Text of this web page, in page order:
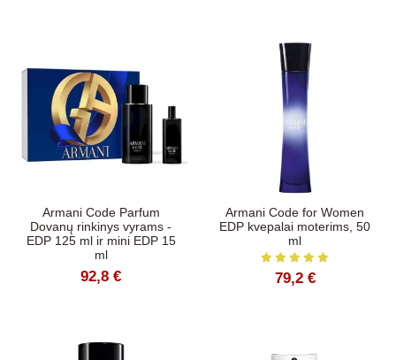
Armani Code Parfum
Dovanų rinkinys vyrams -
EDP 125 ml ir mini EDP 15
ml
92,8 €
Armani Code for Women
EDP kvepalai moterims, 50
ml
79,2 €